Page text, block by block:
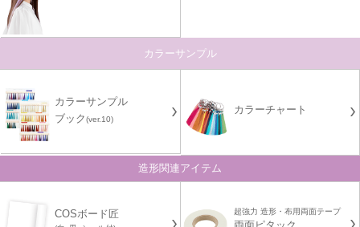
カラーサンプル
カラーサンプル
ブック(ver.10)
カラーチャート
造形関連アイテム
COSボード匠 超強力 造形・布用両面テープ